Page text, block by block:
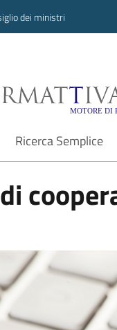
dei ministri
Ricerca Semplice